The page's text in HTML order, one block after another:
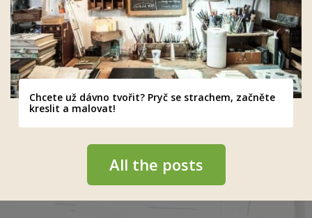
Chcete už dávno tvořit? Pryč se strachem, začněte
kreslit a malovat!
All the posts